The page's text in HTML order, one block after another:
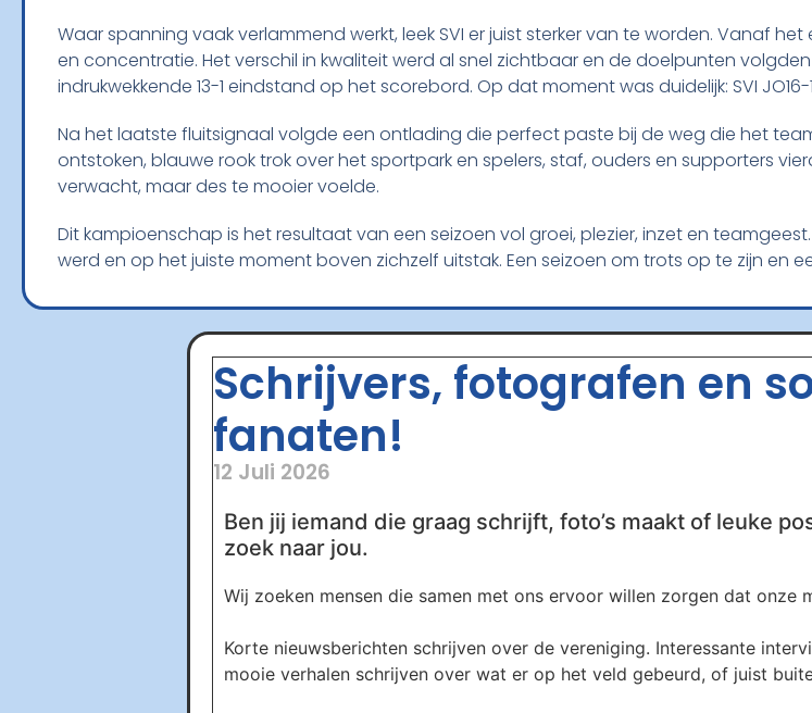
Waar spanning vaak verlammend werkt, leek SVI er juist sterker van te worden. Vanaf
en concentratie. Het verschil in kwaliteit werd al snel zichtbaar en de doelpunten
indrukwekkende 13-1 eindstand op het scorebord. Op dat moment was duidelijk: SVI
Na het laatste fluitsignaal volgde een ontlading die perfect paste bij de weg die het
ontstoken, blauwe rook trok over het sportpark en spelers, staf, ouders en supporters
verwacht, maar des te mooier voelde.
Dit kampioenschap is het resultaat van een seizoen vol groei, plezier, inzet en
werd en op het juiste moment boven zichzelf uitstak. Een seizoen om trots op te zijn en
Schrijvers, fotografen en
fanaten!
12 Juli 2026
Ben jij iemand die graag schrijft, foto’s maakt of leuke
zoek naar jou.
Wij zoeken mensen die samen met ons ervoor willen zorgen dat onze
Korte nieuwsberichten schrijven over de vereniging. Interessante
mooie verhalen schrijven over wat er op het veld gebeurd, of juist